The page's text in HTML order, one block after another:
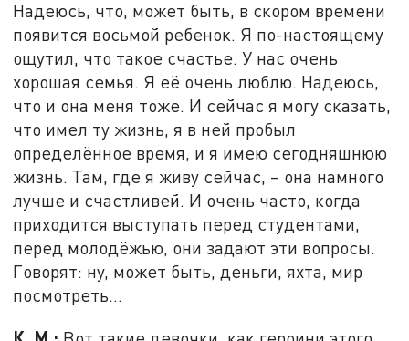
Надеюсь, что, может быть, в скором времени
появится восьмой ребенок. Я по-настоящему
ощутил, что такое счастье. У нас очень
хорошая семья. Я её очень люблю. Надеюсь,
что и она меня тоже. И сейчас я могу сказать,
что имел ту жизнь, я в ней пробыл
определённое время, и я имею сегодняшнюю
жизнь. Там, где я живу сейчас, – она намного
лучше и счастливей. И очень часто, когда
приходится выступать перед студентами,
перед молодёжью, они задают эти вопросы.
Говорят: ну, может быть, деньги, яхта, мир
посмотреть…